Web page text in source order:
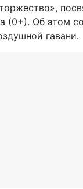
(0+). Об этом
гавани.